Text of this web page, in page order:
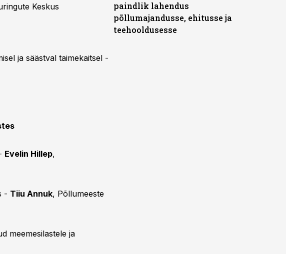
Keskus
paindlik lahendus
põllumajandusse, ehitusse ja
teehooldusesse
ja säästval taimekaitsel -
Evelin Hillep,
- Tiiu Annuk, Põllumeeste
meemesilastele ja